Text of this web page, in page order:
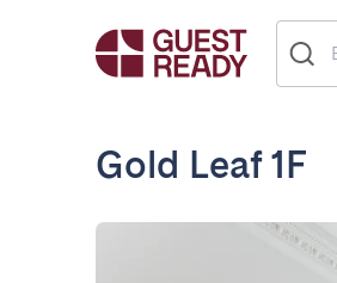
Gold Leaf 1F